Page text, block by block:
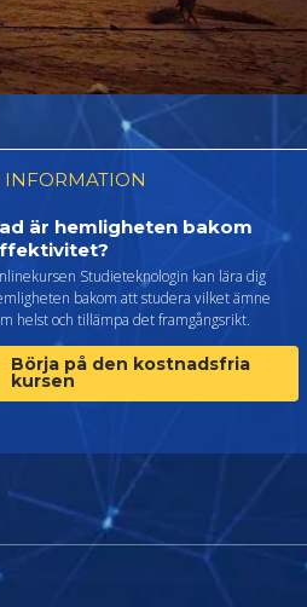
INFORMATION
är hemligheten bakom
Studieteknologin kan lära dig
bakom att studera vilket ämne
helst och tillämpa det framgångsrikt.
Börja på den kostnadsfria
kursen